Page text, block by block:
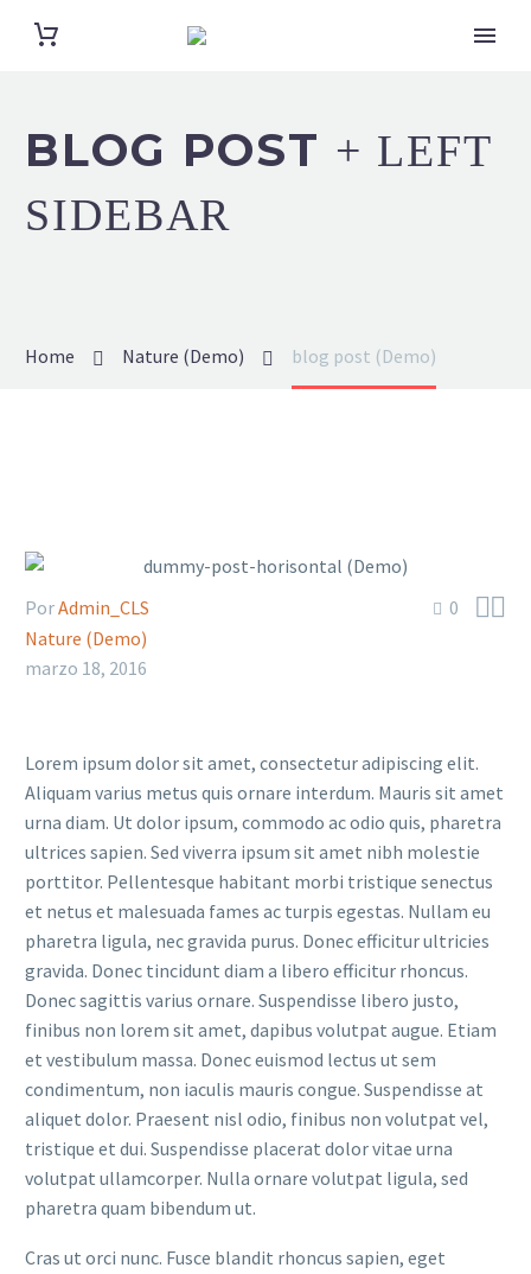
BLOG POST + LEFT
SIDEBAR
Home Nature (Demo) blog post (Demo)
0 
PorAdmin_CLS
Nature (Demo)
marzo 18, 2016
Lorem ipsum dolor sit amet, consectetur adipiscing elit.
Aliquam varius metus quis ornare interdum. Mauris sit amet
urna diam. Ut dolor ipsum, commodo ac odio quis, pharetra
ultrices sapien. Sed viverra ipsum sit amet nibh molestie
porttitor. Pellentesque habitant morbi tristique senectus
et netus et malesuada fames ac turpis egestas. Nullam eu
pharetra ligula, nec gravida purus. Donec efficitur ultricies
gravida. Donec tincidunt diam a libero efficitur rhoncus.
Donec sagittis varius ornare. Suspendisse libero justo,
finibus non lorem sit amet, dapibus volutpat augue. Etiam
et vestibulum massa. Donec euismod lectus ut sem
condimentum, non iaculis mauris congue. Suspendisse at
aliquet dolor. Praesent nisl odio, finibus non volutpat vel,
tristique et dui. Suspendisse placerat dolor vitae urna
volutpat ullamcorper. Nulla ornare volutpat ligula, sed
pharetra quam bibendum ut.
Cras ut orci nunc. Fusce blandit rhoncus sapien, eget